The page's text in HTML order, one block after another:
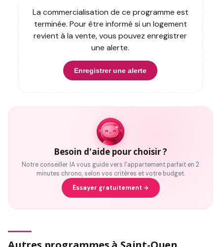
La commercialisation de ce programme est
terminée. Pour être informé si un logement
revient à la vente, vous pouvez enregistrer
une alerte.
Enregistrer une alerte
Besoin d'aide pour choisir ?
Notre conseiller IA vous guide vers l'appartement parfait en 2
minutes chrono, selon vos critères et votre budget.
Essayer gratuitement